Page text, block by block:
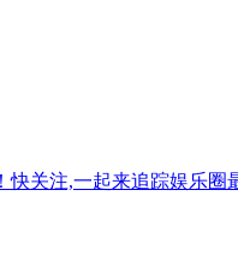
快关注,一起来追踪娱乐圈